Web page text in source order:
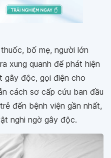
bố mẹ, người lớn
xung quanh để phát hiện
gây độc, gọi điện cho
cách sơ cấp cứu ban đầu
đến bệnh viện gần nhất,
nghi ngờ gây độc.